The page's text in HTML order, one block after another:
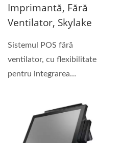
Imprimantă, Fără
Ventilator, Skylake
Sistemul POS fără
ventilator, cu flexibilitate
pentru integrarea